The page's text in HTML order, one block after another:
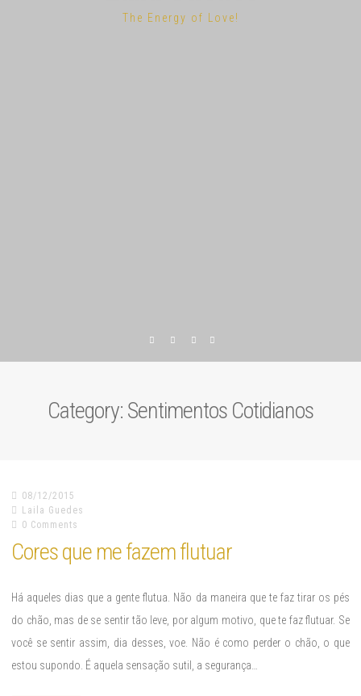
FacebookInstagramYouTube
The Energy of Love!
Category: Sentimentos Cotidianos
08/12/2015
Laila Guedes
0 Comments
Cores que me fazem flutuar
Há aqueles dias que a gente flutua. Não da maneira que te faz tirar os pés
do chão, mas de se sentir tão leve, por algum motivo, que te faz flutuar. Se
você se sentir assim, dia desses, voe. Não é como perder o chão, o que
estou supondo. É aquela sensação sutil, a segurança…